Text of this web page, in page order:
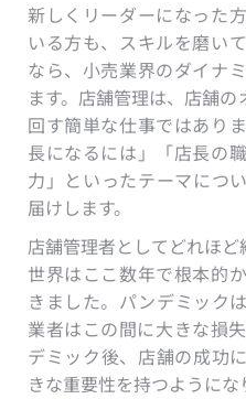
新しくリーダーになった
いる方も、スキルを磨い
なら、小売業界のダイナ
ます。店舗管理は、店舗
回す簡単な仕事ではあり
長になるには」「店長の
力」といったテーマにつ
届けします。
店舗管理者としてどれほ
世界はここ数年で根本的
きました。パンデミック
業者はこの間に大きな損
デミック後、店舗の成功
きな重要性を持つようにな